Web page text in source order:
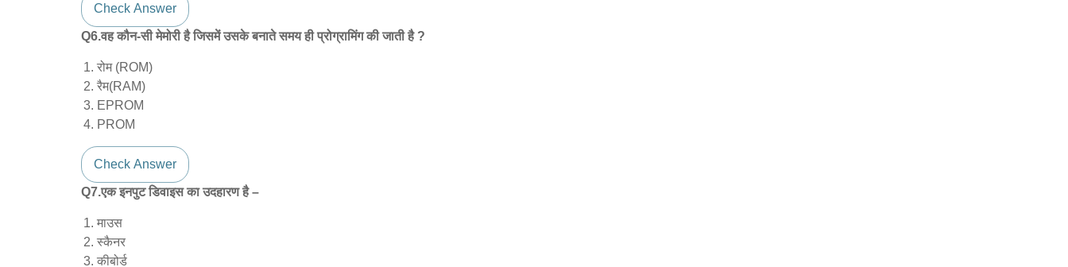
Check Answer
Q6.वह कौन-सी मेमोरी है जिसमें उसके बनाते समय ही प्रोग्रामिंग की जाती है ?
रोम (ROM)
रैम(RAM)
EPROM
PROM
Check Answer
Q7.एक इनपुट डिवाइस का उदहारण है –
माउस
स्कैनर
कीबोर्ड